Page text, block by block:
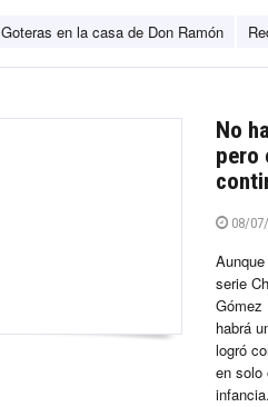
Goteras en la casa de Don Ramón
No
pero
08/
serie
Gómez
habrá
logró
en solo